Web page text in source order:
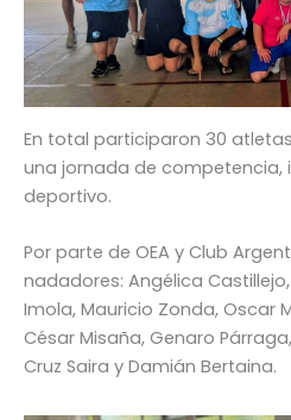
En total participaron 30
una jornada de competencia,
deportivo.
Por parte de OEA y Club
nadadores: Angélica
Imola, Mauricio Zonda, Oscar
César Misaña, Genaro
Cruz Saira y Damián Bertaina.